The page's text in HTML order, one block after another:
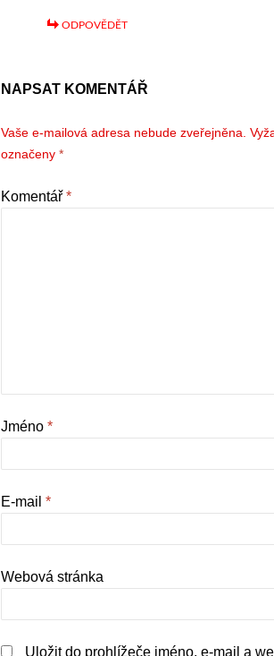
ODPOVĚDĚT
NAPSAT KOMENTÁŘ
Vaše e-mailová adresa nebude zveřejněna.
označeny *
Komentář *
Jméno *
E-mail *
Webová stránka
Uložit do prohlížeče jméno, e-mail a